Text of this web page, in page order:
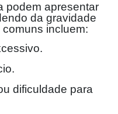
podem apresentar
da gravidade
incluem:
dificuldade para